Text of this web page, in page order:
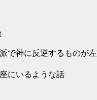
で神に反逆するものが左
にいるような話